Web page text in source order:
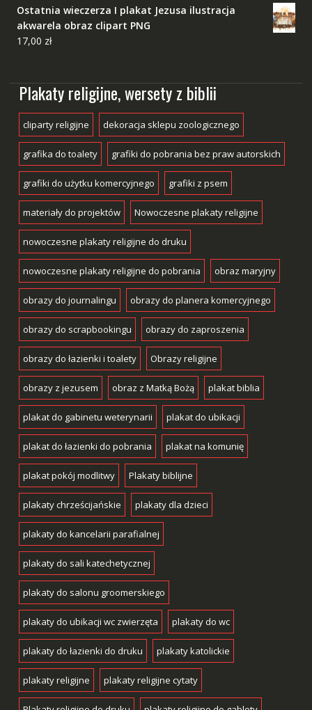
Ostatnia wieczerza I plakat Jezusa ilustracja
akwarela obraz clipart PNG
17,00 zł
Plakaty religijne, wersety z biblii
cliparty religijne dekoracja sklepu zoologicznego
grafika do toalety grafiki do pobrania bez praw autorskich
grafiki do użytku komercyjnego grafiki z psem
materiały do projektów Nowoczesne plakaty religijne
nowoczesne plakaty religijne do druku
nowoczesne plakaty religijne do pobrania obraz maryjny
obrazy do journalingu obrazy do planera komercyjnego
obrazy do scrapbookingu obrazy do zaproszenia
obrazy do łazienki i toalety Obrazy religijne
obrazy z jezusem obraz z Matką Bożą plakat biblia
plakat do gabinetu weterynarii plakat do ubikacji
plakat do łazienki do pobrania plakat na komunię
plakat pokój modlitwy Plakaty biblijne
plakaty chrześcijańskie plakaty dla dzieci
plakaty do kancelarii parafialnej
plakaty do sali katechetycznej
plakaty do salonu groomerskiego
plakaty do ubikacji wc zwierzęta plakaty do wc
plakaty do łazienki do druku plakaty katolickie
plakaty religijne plakaty religijne cytaty